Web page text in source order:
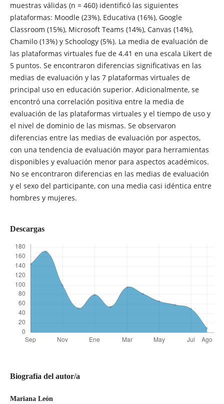
muestras válidas (n = 460) identificó las siguientes
plataformas: Moodle (23%), Educativa (16%), Google
Classroom (15%), Microsoft Teams (14%), Canvas (14%),
Chamilo (13%) y Schoology (5%). La media de evaluación de
las plataformas virtuales fue de 4.41 en una escala Likert de
5 puntos. Se encontraron diferencias significativas en las
medias de evaluación y las 7 plataformas virtuales de
principal uso en educación superior. Adicionalmente, se
encontró una correlación positiva entre la media de
evaluación de las plataformas virtuales y el tiempo de uso y
el nivel de dominio de las mismas. Se observaron
diferencias entre las medias de evaluación por aspectos,
con una tendencia de evaluación mayor para herramientas
disponibles y evaluación menor para aspectos académicos.
No se encontraron diferencias en las medias de evaluación
y el sexo del participante, con una media casi idéntica entre
hombres y mujeres.
Descargas
Biografía del autor/a
Mariana León